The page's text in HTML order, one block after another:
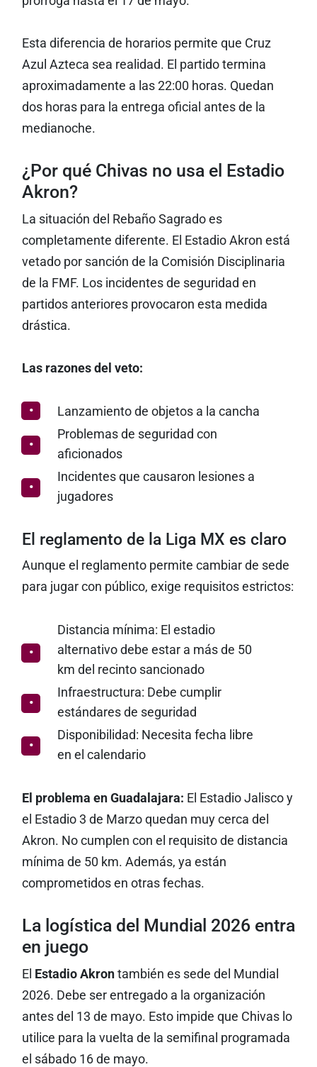
Esta diferencia de horarios permite que Cruz
Azul Azteca sea realidad. El partido termina
aproximadamente a las 22:00 horas. Quedan
dos horas para la entrega oficial antes de la
medianoche.
¿Por qué Chivas no usa el Estadio
Akron?
La situación del Rebaño Sagrado es
completamente diferente. El Estadio Akron está
vetado por sanción de la Comisión Disciplinaria
de la FMF. Los incidentes de seguridad en
partidos anteriores provocaron esta medida
drástica.
Las razones del veto:
Lanzamiento de objetos a la cancha
Problemas de seguridad con
aficionados
Incidentes que causaron lesiones a
jugadores
El reglamento de la Liga MX es claro
Aunque el reglamento permite cambiar de sede
para jugar con público, exige requisitos estrictos:
Distancia mínima: El estadio
alternativo debe estar a más de 50
km del recinto sancionado
Infraestructura: Debe cumplir
estándares de seguridad
Disponibilidad: Necesita fecha libre
en el calendario
El problema en Guadalajara: El Estadio Jalisco y
el Estadio 3 de Marzo quedan muy cerca del
Akron. No cumplen con el requisito de distancia
mínima de 50 km. Además, ya están
comprometidos en otras fechas.
La logística del Mundial 2026 entra
en juego
El Estadio Akrontambién es sede del Mundial
2026. Debe ser entregado a la organización
antes del 13 de mayo. Esto impide que Chivas lo
utilice para la vuelta de la semifinal programada
el sábado 16 de mayo.